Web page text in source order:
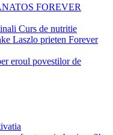
FOREVER
Curs de nutritie
Laszlo prieten Forever
eroul povestilor de